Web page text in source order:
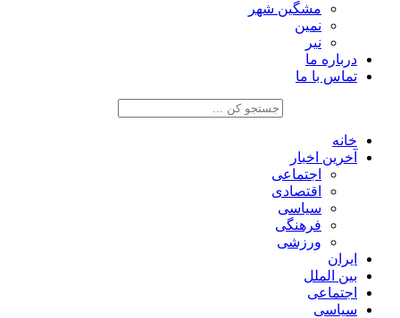
مشگین شهر
نمین
نیر
درباره ما
تماس با ما
خانه
آخرین اخبار
اجتماعی
اقتصادی
سیاسی
فرهنگی
ورزشی
ایران
بین الملل
اجتماعی
سیاسی